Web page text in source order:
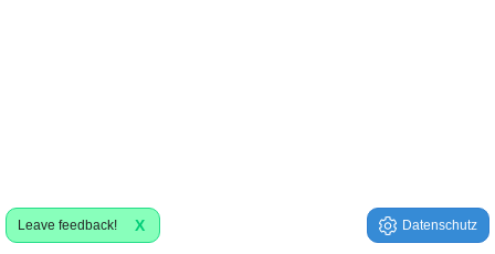
Leave feedback! X Datenschutz